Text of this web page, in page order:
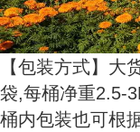
【包装方式】大
袋,每桶净重2.5-
桶内包装也可根